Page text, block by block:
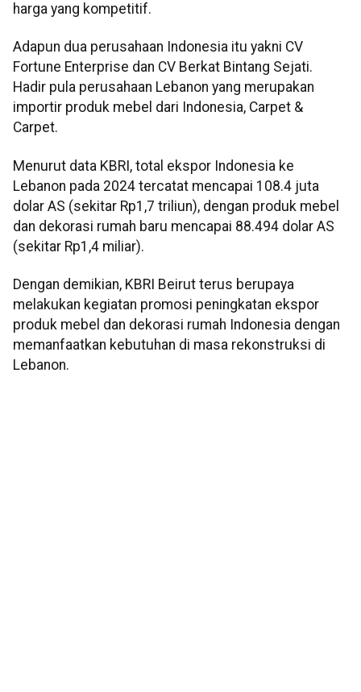
harga yang kompetitif.
Adapun dua perusahaan Indonesia itu yakni CV
Fortune Enterprise dan CV Berkat Bintang Sejati.
Hadir pula perusahaan Lebanon yang merupakan
importir produk mebel dari Indonesia, Carpet &
Carpet.
Menurut data KBRI, total ekspor Indonesia ke
Lebanon pada 2024 tercatat mencapai 108.4 juta
dolar AS (sekitar Rp1,7 triliun), dengan produk mebel
dan dekorasi rumah baru mencapai 88.494 dolar AS
(sekitar Rp1,4 miliar).
Dengan demikian, KBRI Beirut terus berupaya
melakukan kegiatan promosi peningkatan ekspor
produk mebel dan dekorasi rumah Indonesia dengan
memanfaatkan kebutuhan di masa rekonstruksi di
Lebanon.